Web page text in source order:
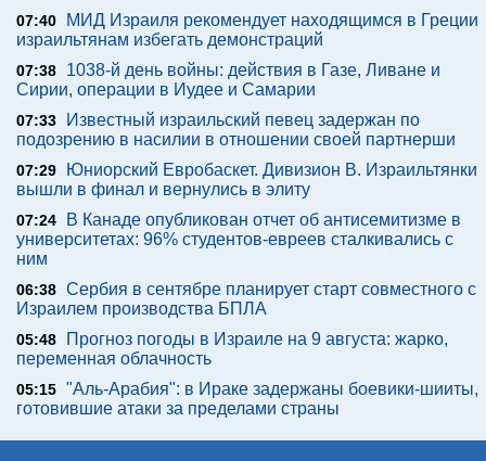
07:40
МИД Израиля рекомендует находящимся в Греции
израильтянам избегать демонстраций
07:38
1038-й день войны: действия в Газе, Ливане и
Сирии, операции в Иудее и Самарии
07:33
Известный израильский певец задержан по
подозрению в насилии в отношении своей партнерши
07:29
Юниорский Евробаскет. Дивизион В. Израильтянки
вышли в финал и вернулись в элиту
07:24
В Канаде опубликован отчет об антисемитизме в
университетах: 96% студентов-евреев сталкивались с
ним
06:38 Сербия в сентябре планирует старт совместного с
Израилем производства БПЛА
05:48
Прогноз погоды в Израиле на 9 августа: жарко,
переменная облачность
05:15 "Аль-Арабия": в Ираке задержаны боевики-шииты,
готовившие атаки за пределами страны